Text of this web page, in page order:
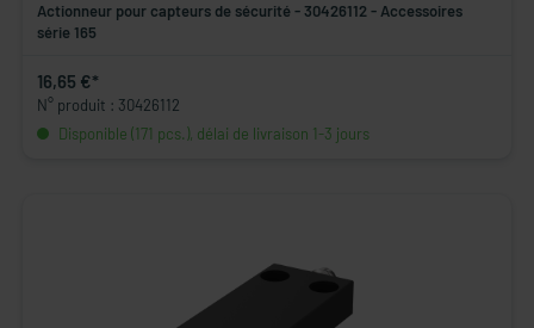
Actionneur pour capteurs de sécurité - 30426112 - Accessoires
série 165
16,65 €*
N° produit : 30426112
Disponible (171 pcs.), délai de livraison 1-3 jours